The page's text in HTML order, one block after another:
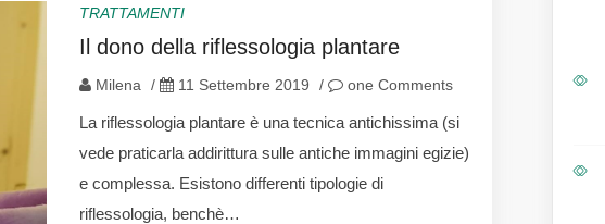
TRATTAMENTI
Il dono della riflessologia plantare
Milena / 11 Settembre 2019 / one Comments
La riflessologia plantare è una tecnica antichissima (si
vede praticarla addirittura sulle antiche immagini egizie)
e complessa. Esistono differenti tipologie di
riflessologia, benchè…